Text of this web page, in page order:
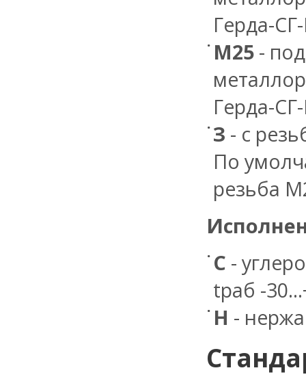
Герда-
М25 -
Герда-
З - с
По
резьба
С -
tраб -
Н -